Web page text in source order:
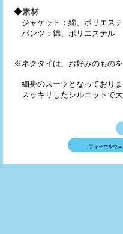
◆素材
ジャケット：綿、ポリエス
パンツ：綿、ポリエステル
※ネクタイは、お好みのものを
細身のスーツとなっておりま
スッキリしたシルエットで大
フォーマルウ